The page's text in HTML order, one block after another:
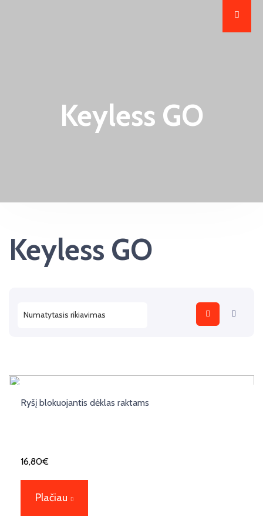
Keyless GO
Keyless GO
Ryšį blokuojantis dėklas raktams
16,80€
Plačiau